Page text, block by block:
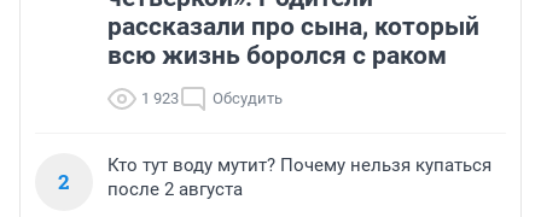
рассказали про сына, который
всю жизнь боролся с раком
1 923 Обсудить
2
Кто тут воду мутит? Почему нельзя купаться
после 2 августа